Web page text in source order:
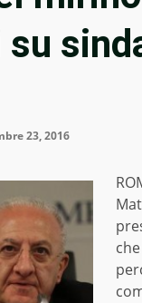
su
23, 2016